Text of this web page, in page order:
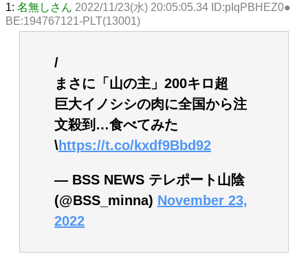
1: 名無しさん 2022/11/23(水) 20:05:05.34 ID:pIqPBHEZ0●
BE:194767121-PLT(13001)
/
まさに「山の主」200キロ超
巨大イノシシの肉に全国から注
文殺到…食べてみた
\ https://t.co/kxdf9Bbd92
— BSS NEWS テレポート山陰
(@BSS_minna) November 23,
2022